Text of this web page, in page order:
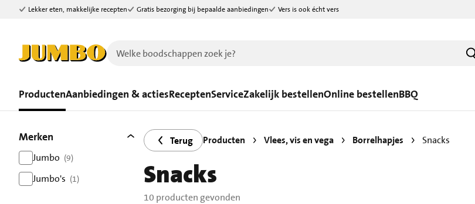
Ga naar zoeken
Ga naar hoofdinhoud
Lekker eten, makkelijke recepten Gratis bezorging bij bepaalde aanbiedingen Vers is ook écht vers
ProductenAanbiedingen & actiesReceptenServiceZakelijk bestellenOnline bestellenBBQ
10 producten gevonden.
Filters
Merken
Jumbo (9)
resultaten
Jumbo's (1)
Terug Producten Vlees, vis en vega Borrelhapjes Snacks
Snacks
10 producten gevonden